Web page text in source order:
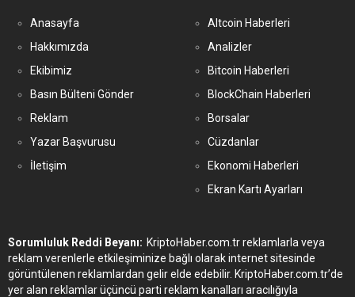
Anasayfa
Hakkımızda
Ekibimiz
Basın Bülteni Gönder
Reklam
Yazar Başvurusu
İletişim
Altcoin Haberleri
Analizler
Bitcoin Haberleri
BlockChain Haberleri
Borsalar
Cüzdanlar
Ekonomi Haberleri
Ekran Kartı Ayarları
Sorumluluk Reddi Beyanı: KriptoHaber.com.tr reklamlarla veya
reklam verenlerle etkileşiminize bağlı olarak internet sitesinde
görüntülenen reklamlardan gelir elde edebilir. KriptoHaber.com.tr’de
yer alan reklamlar üçüncü parti reklam kanalları aracılığıyla